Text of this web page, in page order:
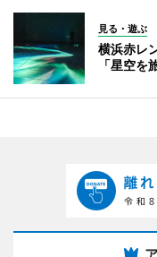
見る・遊ぶ
横浜赤レ
「星空を